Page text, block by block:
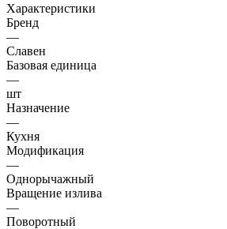
Характеристики
Бренд
—
Славен
Базовая единица
—
шт
Назначение
—
Кухня
Модификация
—
Однорычажный
Вращение излива
—
Поворотный